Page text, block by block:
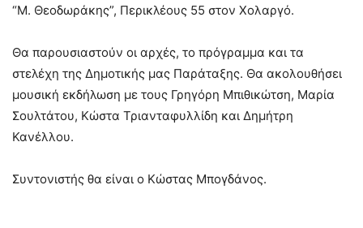
“Μ. Θεοδωράκης”, Περικλέους 55 στον Χολαργό.
Θα παρουσιαστούν οι αρχές, το πρόγραμμα και τα
στελέχη της Δημοτικής μας Παράταξης. Θα ακολουθήσει
μουσική εκδήλωση με τους Γρηγόρη Μπιθικώτση, Μαρία
Σουλτάτου, Κώστα Τριανταφυλλίδη και Δημήτρη
Κανέλλου.
Συντονιστής θα είναι ο Κώστας Μπογδάνος.